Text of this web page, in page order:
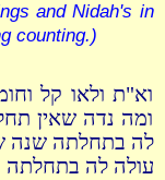
and Nidah's in
counting.)
וא"ת ולאו קל
ומה נדה שאין
לה בתחלתה שנה
עולה לה בתחלתה